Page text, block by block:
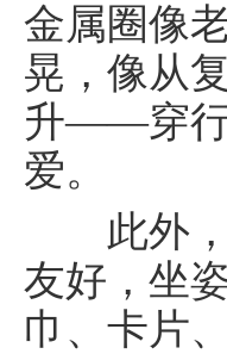
金属圈像
晃，像从
升——穿行
爱。
此外，
友好，坐
巾、卡片